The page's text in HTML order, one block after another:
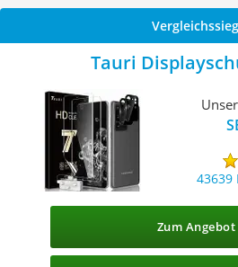
Tauri
43639
Zum Angebot